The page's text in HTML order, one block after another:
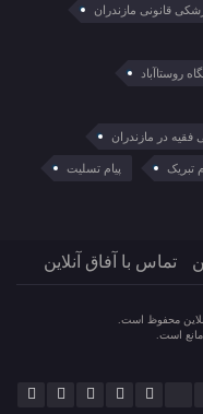
قانونی مازندران
روستا‌آباد
فقیه در مازندران
تبریک پیام تسلیت
تماس با آفاق آنلاین
محفوظ است.
است.